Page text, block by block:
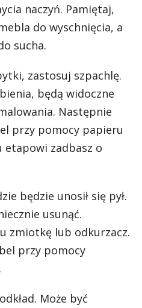
naczyń. Pamiętaj,
do wyschnięcia, a
sucha.
zastosuj szpachlę.
będą widoczne
Następnie
przy pomocy papieru
etapowi zadbasz o
będzie unosił się pył.
usunąć.
zmiotkę lub odkurzacz.
przy pomocy
Może być